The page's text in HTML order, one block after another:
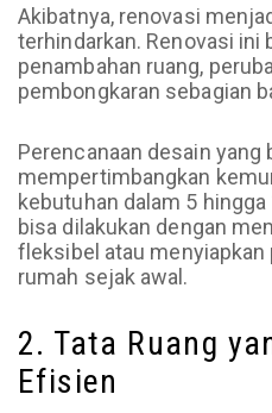
Akibatnya, renovasi
terhindarkan. Renovasi ini
penambahan ruang,
pembongkaran sebagian
Perencanaan desain yang
mempertimbangkan
kebutuhan dalam 5
bisa dilakukan dengan
fleksibel atau
rumah sejak awal.
2. Tata Ruang
Efisien